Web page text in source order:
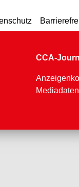
CCA-
Mediadaten